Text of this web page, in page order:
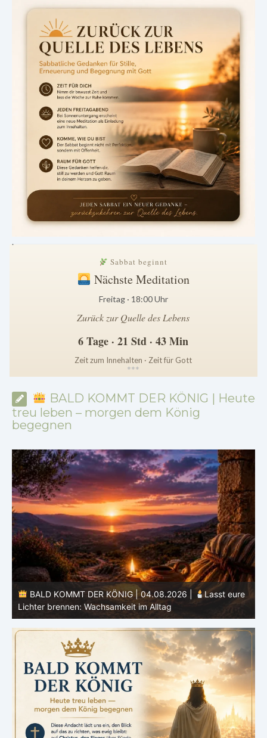
.
Sabbat beginnt
Nächste Meditation
Freitag · 18:00 Uhr
Zurück zur Quelle des Lebens
6 Tage · 21 Std · 43 Min
Zeit zum Innehalten · Zeit für Gott
***
BALD KOMMT DER KÖNIG | Heute
treu leben – morgen dem König
begegnen
BALD KOMMT DER KÖNIG | 04.08.2026 |
Lasst eure
Lichter brennen: Wachsamkeit im Alltag